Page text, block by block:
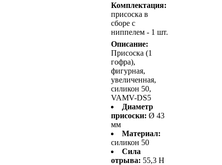
Комплектация:
присоска в
сборе с
ниппелем - 1 шт.
Описание:
Присоска (1
гофра),
фигурная,
увеличенная,
силикон 50,
VAMV-DS5
Диаметр
присоски: Ø 43
мм
Материал:
силикон 50
Сила
отрыва: 55,3 Н